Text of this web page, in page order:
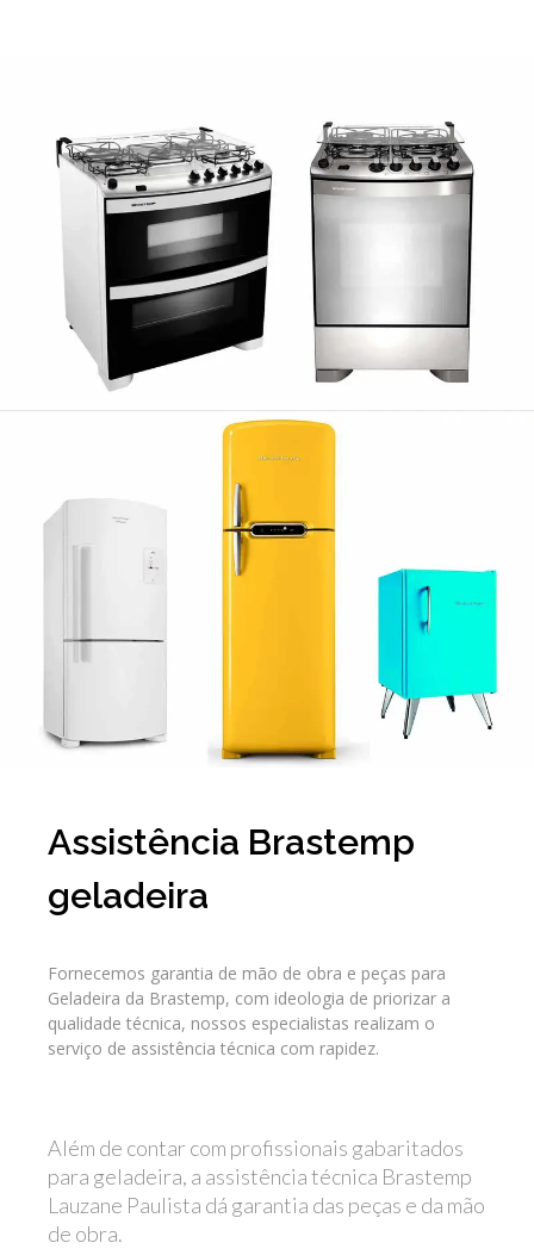
Assistência Brastemp
geladeira
Fornecemos garantia de mão de obra e peças para
Geladeira da Brastemp, com ideologia de priorizar a
qualidade técnica, nossos especialistas realizam o
serviço de assistência técnica com rapidez.
Além de contar com profissionais gabaritados
para geladeira, a assistência técnica Brastemp
Lauzane Paulista dá garantia das peças e da mão
de obra.